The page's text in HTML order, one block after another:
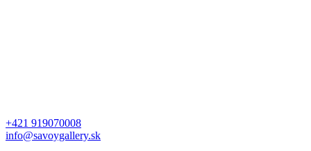
+421 919070008
info@savoygallery.sk